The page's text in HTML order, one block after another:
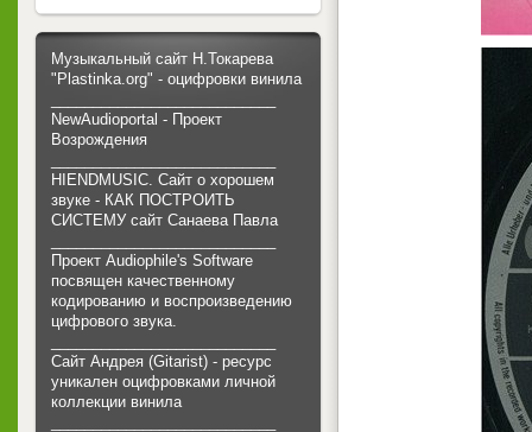
Музыкальный сайт Н.Токарева
"Plastinka.org" - оцифровки винила
NewAudioportal - Проект
Возрождения
HIENDMUSIC. Сайт о хорошем
звуке - КАК ПОСТРОИТЬ
СИСТЕМУ сайт Санаева Павла
Проект Audiophile's Software
посвящен качественному
кодированию и воспроизведению
цифрового звука.
Сайт Андрея (Gitarist) - ресурс
уникален оцифровками личной
коллекции винила